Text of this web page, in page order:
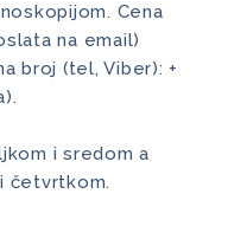
Cena
na email)
broj (tel, Viber): +
i sredom a
četvrtkom.